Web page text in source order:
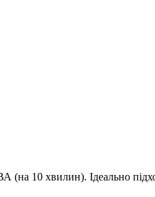
(на 10 хвилин). Ідеально